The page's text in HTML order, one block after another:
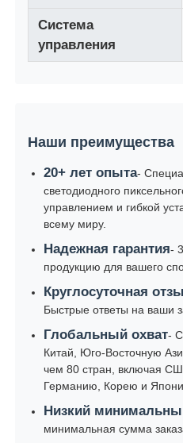
Прозрачный экран
Система
управления
Наши преимущества
20+ лет опыта-
светодиодного
управлением и гибкой
всему миру.
Надежная гарантия-
продукцию для вашего
Круглосуточная
Быстрые ответы на ваши
Глобальный охват-
Китай, Юго-Восточную
чем 80 стран, включая
Германию, Корею и
Низкий
минимальная сумма